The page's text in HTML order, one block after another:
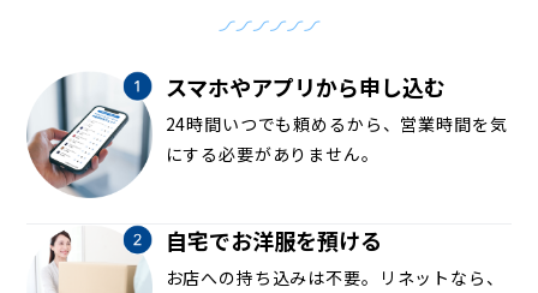
スマホやアプリから申し込む
24時間いつでも頼めるから、営業時間を気
にする必要がありません。
自宅でお洋服を預ける
お店への持ち込みは不要。リネットなら、